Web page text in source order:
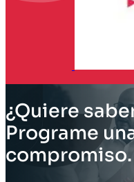
¿Quiere
Programe
compromiso.